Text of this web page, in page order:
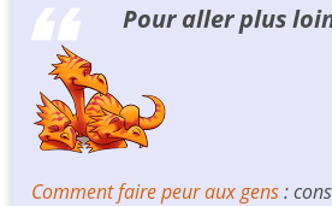
Pour aller plus
Comment faire peur aux gens: